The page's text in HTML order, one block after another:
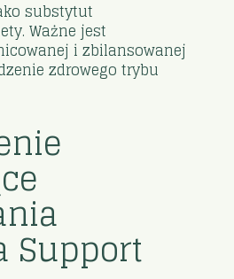
substytut
Ważne jest
i zbilansowanej
zdrowego trybu
Support